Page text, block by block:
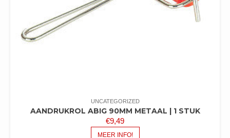
UNCATEGORIZED
AANDRUKROL ABIG 90MM METAAL | 1 STUK
€9,49
MEER INFO!